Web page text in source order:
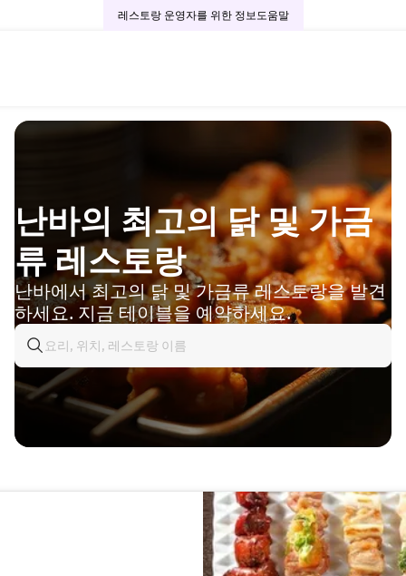
레스토랑 운영자를 위한 정보도움말
난바의 최고의 닭 및 가금
류 레스토랑
난바에서 최고의 닭 및 가금류 레스토랑을 발견
하세요. 지금 테이블을 예약하세요.